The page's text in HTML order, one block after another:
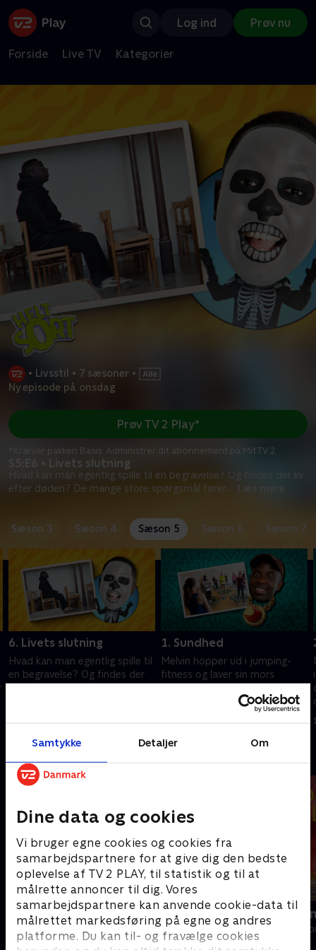
Samtykke Detaljer Om
Dine data og cookies
Vi bruger egne cookies og cookies fra
samarbejdspartnere for at give dig den bedste
oplevelse af TV 2 PLAY, til statistik og til at
målrette annoncer til dig. Vores
samarbejdspartnere kan anvende cookie-data til
målrettet markedsføring på egne og andres
platforme. Du kan til- og fravælge cookies
Log ind Prøv nu
Forside Live TV Kategorier
• Livsstil • 7 sæsoner •
Ny episode på onsdag
S5:E6 • Livets slutning
Hvad kan man egentlig spille til en begravelse? Og findes der liv
efter døden? De mange store spørgsmål fører... Læs mere
Prøv TV 2 Play*
*Kræver pakken Basis. Administrer dit abonnement på Mit TV 2.
Sæson 3 Sæson 4 Sæson 5 Sæson 6 Sæson 7
6. Livets slutning
Hvad kan man egentlig spille til
en begravelse? Og findes der
3. april 2024 • 28 min
1. Sundhed
Melvin hopper ud i jumping-
fitness og laver sin mors
sund(ere) udgave i en airfryer.
Og så får han en legeaftale
6. august 2025 • 28 min
Beliggenhed, beliggenhed,
beliggenhed
Livsstil • 18 sæsoner
Linde på
Livsstil • 5